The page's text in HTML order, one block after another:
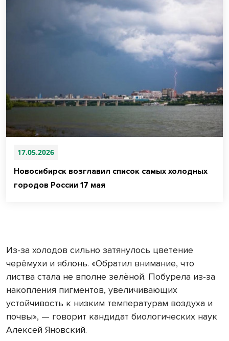
17.05.2026
Новосибирск возглавил список самых холодных
городов России 17 мая
Из-за холодов сильно затянулось цветение
черёмухи и яблонь. «Обратил внимание, что
листва стала не вполне зелёной. Побурела из-за
накопления пигментов, увеличивающих
устойчивость к низким температурам воздуха и
почвы», — говорит кандидат биологических наук
Алексей Яновский.